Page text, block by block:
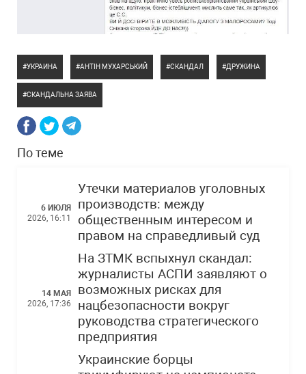
УКРАИНА АНТІН МУХАРСЬКИЙ СКАНДАЛ ДРУЖИНА
СКАНДАЛЬНА ЗАЯВА
По теме
6 ИЮЛЯ
2026, 16:11
Утечки материалов уголовных
производств: между
общественным интересом и
правом на справедливый суд
14 МАЯ
2026, 17:36
На ЗТМК вспыхнул скандал:
журналисты АСПИ заявляют о
возможных рисках для
нацбезопасности вокруг
руководства стратегического
предприятия
Украинские борцы